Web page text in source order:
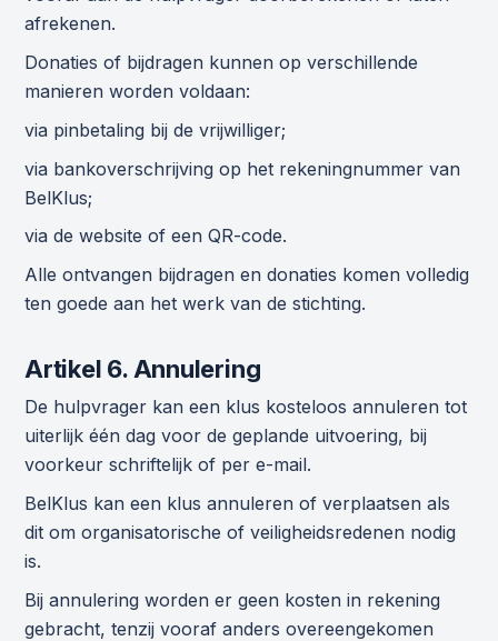
afrekenen.
Donaties of bijdragen kunnen op verschillende
manieren worden voldaan:
via pinbetaling bij de vrijwilliger;
via bankoverschrijving op het rekeningnummer van
BelKlus;
via de website of een QR-code.
Alle ontvangen bijdragen en donaties komen volledig
ten goede aan het werk van de stichting.
Artikel 6. Annulering
De hulpvrager kan een klus kosteloos annuleren tot
uiterlijk één dag voor de geplande uitvoering, bij
voorkeur schriftelijk of per e-mail.
BelKlus kan een klus annuleren of verplaatsen als
dit om organisatorische of veiligheidsredenen nodig
is.
Bij annulering worden er geen kosten in rekening
gebracht, tenzij vooraf anders overeengekomen